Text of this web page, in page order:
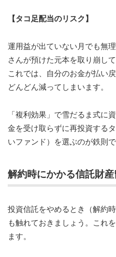
【タコ足配当のリスク】
運用益が出ていない月でも無
さんが預けた元本を取り崩し
これでは、自分のお金が払い
どんどん減ってしまいます。
「複利効果」で雪だるま式に
金を受け取らずに再投資する
いファンド）を選ぶのが鉄則で
解約時にかかる信託財
投資信託をやめるとき（解約
も触れておきましょう。これ
ます。